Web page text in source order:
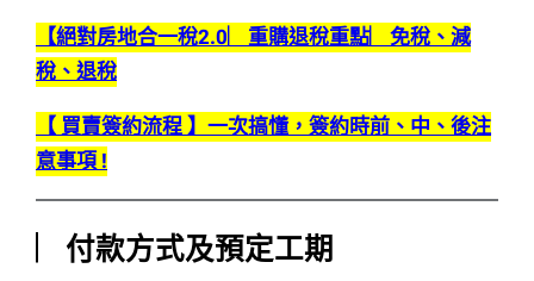
【絕對房地合一稅2.0︳重購退稅重點︳免稅、減
稅、退稅
【 買賣簽約流程 】一次搞懂，簽約時前、中、後注
意事項 !
︳付款方式及預定工期